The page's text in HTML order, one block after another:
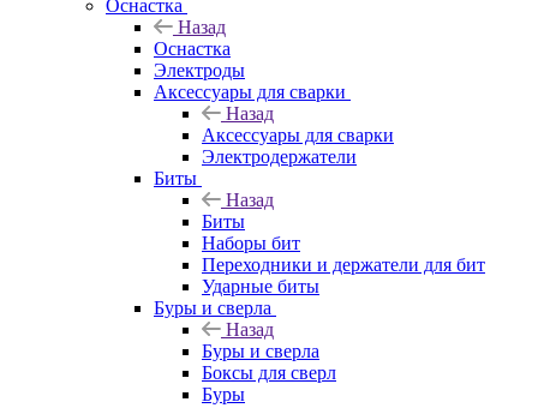
Оснастка
Назад
Оснастка
Электроды
Аксессуары для сварки
Назад
Аксессуары для сварки
Электродержатели
Биты
Назад
Биты
Наборы бит
Переходники и держатели для бит
Ударные биты
Буры и сверла
Назад
Буры и сверла
Боксы для сверл
Буры